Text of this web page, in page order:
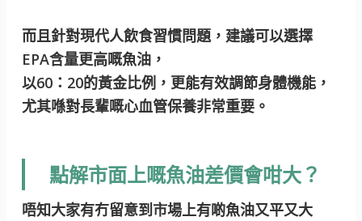
而且針對現代人飲食習慣問題，建議可以選擇
EPA含量更高嘅魚油，
以60：20的黃金比例，更能有效調節身體機能，
尤其喺對長輩嘅心血管保養非常重要。
點解市面上嘅魚油差價會咁大？
唔知大家有冇留意到市場上有啲魚油又平又大